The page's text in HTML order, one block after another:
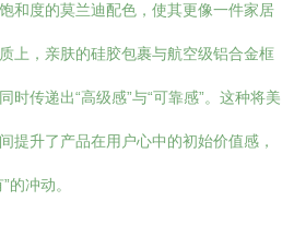
和度的莫兰迪配色，使其更像一件家居
上，亲肤的硅胶包裹与航空级铝合金框
时传递出“高级感”与“可靠感”。这种将美
提升了产品在用户心中的初始价值感，
的冲动。